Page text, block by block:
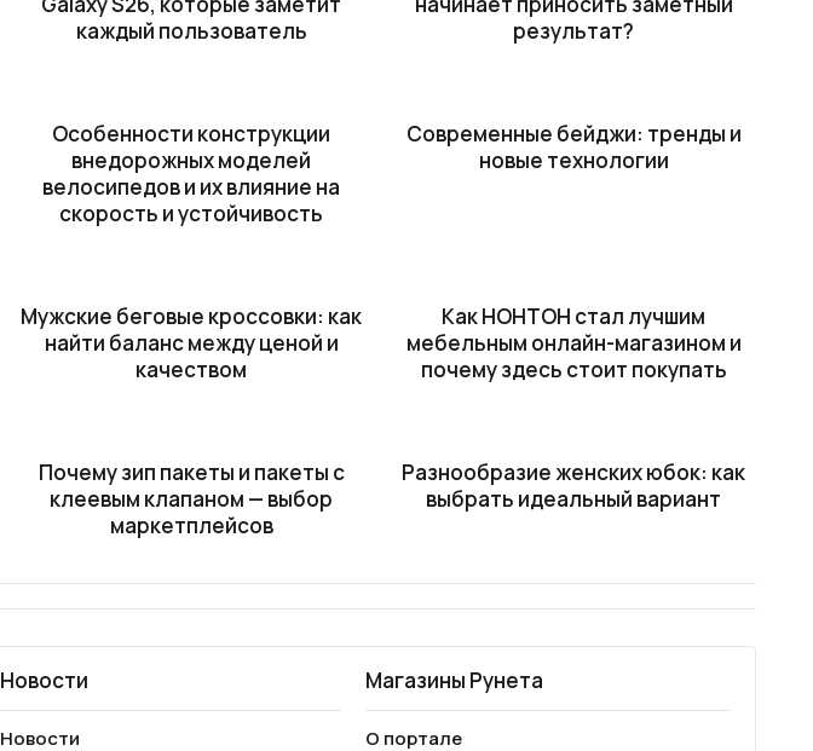
каждый пользователь
результат?
Особенности конструкции
внедорожных моделей
велосипедов и их влияние на
скорость и устойчивость
Современные бейджи: тренды и
новые технологии
Мужские беговые кроссовки: как
найти баланс между ценой и
качеством
Как НОНТОН стал лучшим
мебельным онлайн-магазином и
почему здесь стоит покупать
Почему зип пакеты и пакеты с
клеевым клапаном — выбор
маркетплейсов
Разнообразие женских юбок: как
выбрать идеальный вариант
Новости
Новости
Магазины Рунета
О портале